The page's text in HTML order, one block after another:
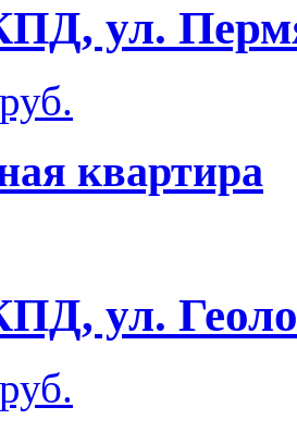
ул.
квартира
ул.